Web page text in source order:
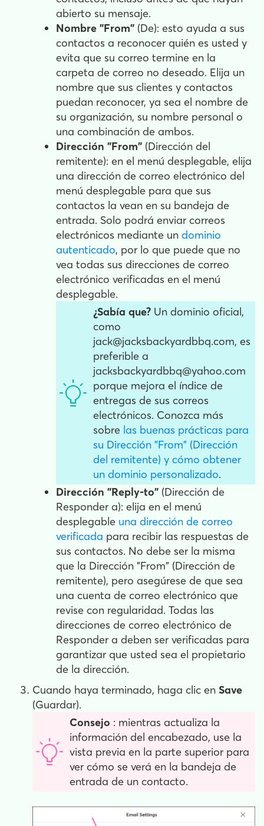
abierto su mensaje.
Nombre "From" (De): esto ayuda a sus
contactos a reconocer quién es usted y
evita que su correo termine en la
carpeta de correo no deseado. Elija un
nombre que sus clientes y contactos
puedan reconocer, ya sea el nombre de
su organización, su nombre personal o
una combinación de ambos.
Dirección "From" (Dirección del
remitente): en el menú desplegable, elija
una dirección de correo electrónico del
menú desplegable para que sus
contactos la vean en su bandeja de
entrada. Solo podrá enviar correos
electrónicos mediante un dominio
autenticado, por lo que puede que no
vea todas sus direcciones de correo
electrónico verificadas en el menú
desplegable.
¿Sabía que? Un dominio oficial,
como
jack@jacksbackyardbbq.com, es
preferible a
jacksbackyardbbq@yahoo.com
porque mejora el índice de
entregas de sus correos
electrónicos. Conozca más
sobre las buenas prácticas para
su Dirección "From" (Dirección
del remitente) y cómo obtener
un dominio personalizado.
Dirección "Reply-to" (Dirección de
Responder a): elija en el menú
desplegable una dirección de correo
verificada para recibir las respuestas de
sus contactos. No debe ser la misma
que la Dirección "From" (Dirección de
remitente), pero asegúrese de que sea
una cuenta de correo electrónico que
revise con regularidad. Todas las
direcciones de correo electrónico de
Responder a deben ser verificadas para
garantizar que usted sea el propietario
de la dirección.
​Cuando haya terminado, haga clic en Save
(Guardar).
Consejo : mientras actualiza la
información del encabezado, use la
vista previa en la parte superior para
ver cómo se verá en la bandeja de
entrada de un contacto.